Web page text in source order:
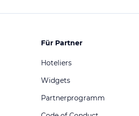
Für Partner
Hoteliers
Widgets
Partnerprogramm